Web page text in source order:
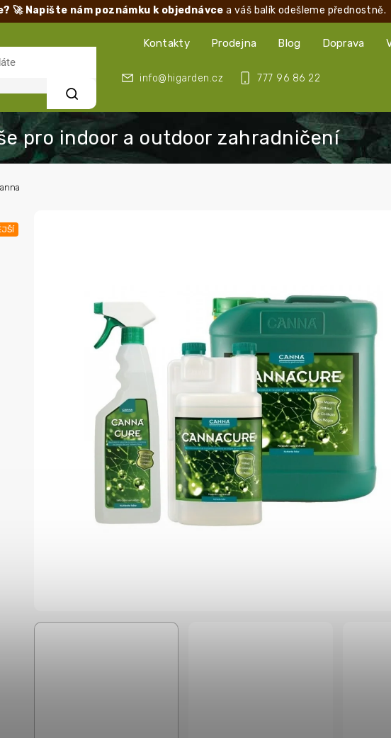
🚀 Napište nám poznámku k objednávce a váš balík odešleme přednostně.
777 96 86 22
info@higarden.cz
Kontakty Prodejna Blog Doprava
Hledat